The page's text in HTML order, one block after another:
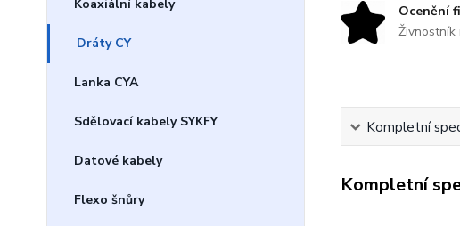
Koaxiální kabely
Dráty CY
Lanka CYA
Sdělovací kabely SYKFY
Datové kabely
Flexo šnůry
Ocenění
Živnostník
Kompletní
Kompletní